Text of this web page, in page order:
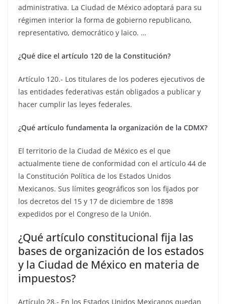
administrativa. La Ciudad de México adoptará para su
régimen interior la forma de gobierno republicano,
representativo, democrático y laico. …
¿Qué dice el artículo 120 de la Constitución?
Artículo 120.- Los titulares de los poderes ejecutivos de
las entidades federativas están obligados a publicar y
hacer cumplir las leyes federales.
¿Qué artículo fundamenta la organización de la CDMX?
El territorio de la Ciudad de México es el que
actualmente tiene de conformidad con el artículo 44 de
la Constitución Política de los Estados Unidos
Mexicanos. Sus límites geográficos son los fijados por
los decretos del 15 y 17 de diciembre de 1898
expedidos por el Congreso de la Unión.
¿Qué artículo constitucional fija las
bases de organización de los estados
y la Ciudad de México en materia de
impuestos?
Artículo 28.- En los Estados Unidos Mexicanos quedan